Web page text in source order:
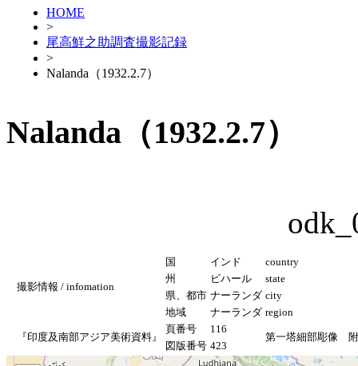
HOME
>
尾高鮮之助調査撮影記録
>
Nalanda（1932.2.7）
Nalanda（1932.2.7）
撮影情報 / infomation
国 インド
country
州
ビハール
state
県、都市 ナーランダ city
地域
ナーランダ region
『印度及南部アジア美術資料』
頁番号 116
第一塔細部彫像 附
図版番号 423